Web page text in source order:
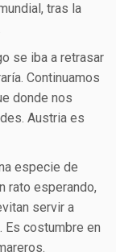
tras la
se iba a retrasar
Continuamos
donde nos
Austria es
especie de
rato esperando,
servir a
Es costumbre en